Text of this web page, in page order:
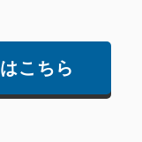
こちら